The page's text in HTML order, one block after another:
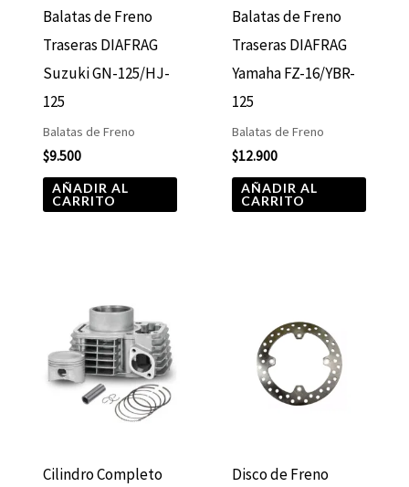
Balatas de Freno
Traseras DIAFRAG
Suzuki GN-125/HJ-
125
Balatas de Freno
$9.500
AÑADIR AL
CARRITO
Balatas de Freno
Traseras DIAFRAG
Yamaha FZ-16/YBR-
125
Balatas de Freno
$12.900
AÑADIR AL
CARRITO
Cilindro Completo
Disco de Freno